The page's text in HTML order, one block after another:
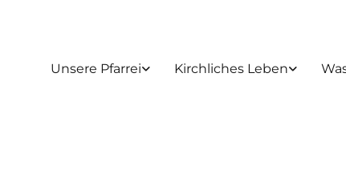
Unsere Pfarrei Kirchliches Leben